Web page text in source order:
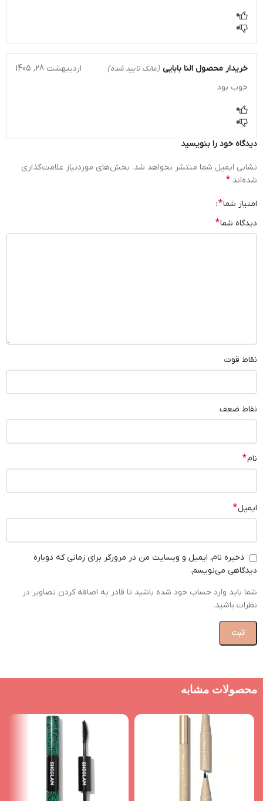
0
0
خریدار محصول النا بابایی (مالک تایید شده)
اردیبهشت 28, 1405
خوب بود
0
0
دیدگاه خود را بنویسید
نشانی ایمیل شما منتشر نخواهد شد. بخش‌های موردنیاز علامت‌گذاری
شده‌اند *
امتیاز شما*
دیدگاه شما*
نقاط قوت
نقاط ضعف
نام*
ایمیل*
ذخیره نام، ایمیل و وبسایت من در مرورگر برای زمانی که دوباره
دیدگاهی می‌نویسم.
شما باید وارد حساب خود شده باشید تا قادر به اضافه کردن تصاویر در
نظرات باشید.
محصولات مشابه